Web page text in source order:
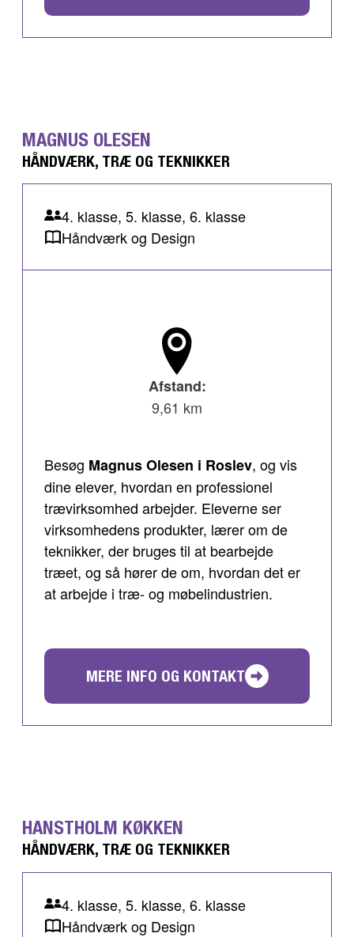
MAGNUS OLESEN
HÅNDVÆRK, TRÆ OG TEKNIKKER
4. klasse, 5. klasse, 6. klasse
Håndværk og Design
Afstand:
9,61 km
Besøg Magnus Olesen i Roslev, og vis
dine elever, hvordan en professionel
trævirksomhed arbejder. Eleverne ser
virksomhedens produkter, lærer om de
teknikker, der bruges til at bearbejde
træet, og så hører de om, hvordan det er
at arbejde i træ- og møbelindustrien.
MERE INFO OG KONTAKT
HANSTHOLM KØKKEN
HÅNDVÆRK, TRÆ OG TEKNIKKER
4. klasse, 5. klasse, 6. klasse
Håndværk og Design